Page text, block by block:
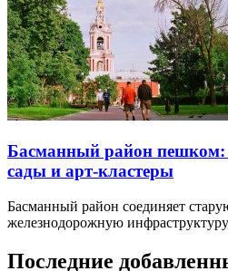
Басманный район пешком:
сады и арт-кластеры
Басманный район соединяет
железнодорожную
Последние